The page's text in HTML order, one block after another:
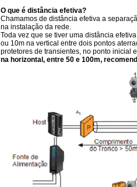
O que é distância efetiva?
Chamamos de distância efetiva a
na instalação da rede.
Toda vez que se tiver uma distância
ou 10m na vertical entre dois pontos
protetores de transientes, no ponto inicial
na horizontal, entre 50 e 100m,